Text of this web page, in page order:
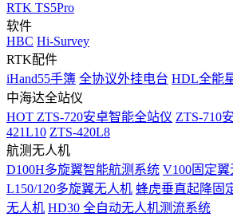
RTK TS5Pro
软件
HBC Hi-Survey
RTK配件
iHand55手簿 全协议外挂电台 HDL全能
中海达全站仪
HOT ZTS-720安卓智能全站仪 ZTS-710
421L10 ZTS-420L8
航测无人机
D100H多旋翼智能航测系统 V100固定
L150/120多旋翼无人机 蜂虎垂直起降固
无人机 HD30 全自动无人机测流系统